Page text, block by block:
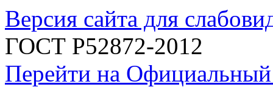
Версия сайта для
ГОСТ Р52872-2012
Перейти на